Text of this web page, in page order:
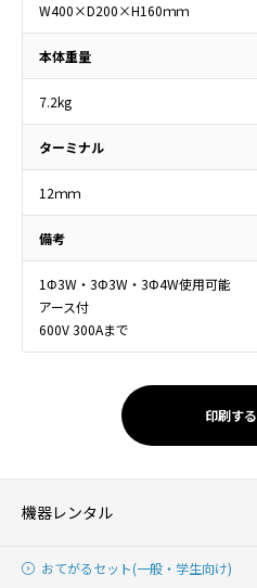
W400×D200×H160ｍｍ
本体重量
7.2kg
ターミナル
12ｍｍ
備考
1Φ3W・3Φ3W・3Φ4W使用可能
アース付
600V 300Aまで
印刷する
機器レンタル
おてがるセット(一般・学生向け)